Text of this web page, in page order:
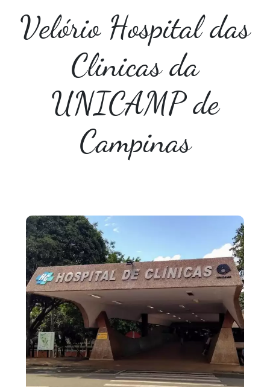
Velório Hospital das
Clinicas da
UNICAMP de
Campinas